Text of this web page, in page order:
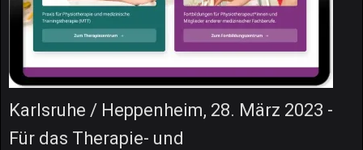
Karlsruhe / Heppenheim, 28. März 2023 -
Für das Therapie- und